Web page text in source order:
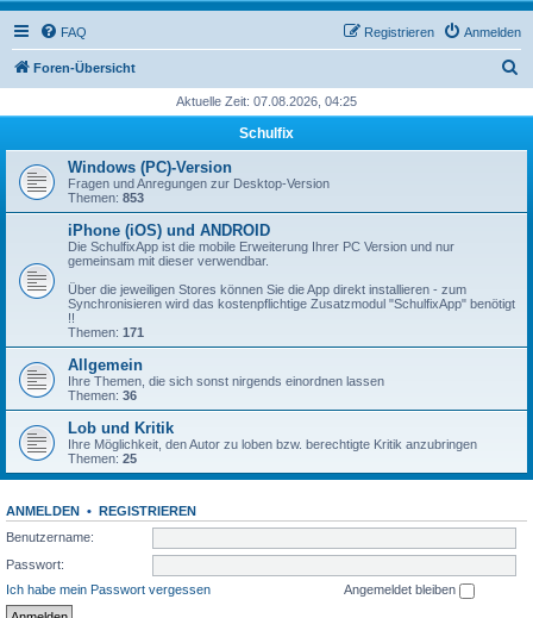
FAQ Anmelden
Registrieren
Foren-Übersicht
h
Aktuelle Zeit: 07.08.2026, 04:25
Schulfix
Windows (PC)-Version
Fragen und Anregungen zur Desktop-Version
Themen: 853
iPhone (iOS) und ANDROID
Die SchulfixApp ist die mobile Erweiterung Ihrer PC Version und nur
gemeinsam mit dieser verwendbar.
Über die jeweiligen Stores können Sie die App direkt installieren - zum
Synchronisieren wird das kostenpflichtige Zusatzmodul "SchulfixApp" benötigt
!!
Themen: 171
Allgemein
Ihre Themen, die sich sonst nirgends einordnen lassen
Themen: 36
Lob und Kritik
Ihre Möglichkeit, den Autor zu loben bzw. berechtigte Kritik anzubringen
Themen: 25
ANMELDEN • REGISTRIEREN
Benutzername:
Passwort:
Ich habe mein Passwort vergessen
Angemeldet bleiben